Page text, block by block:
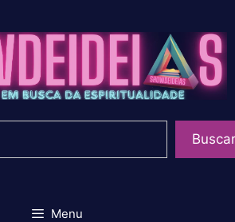
Buscar
Menu